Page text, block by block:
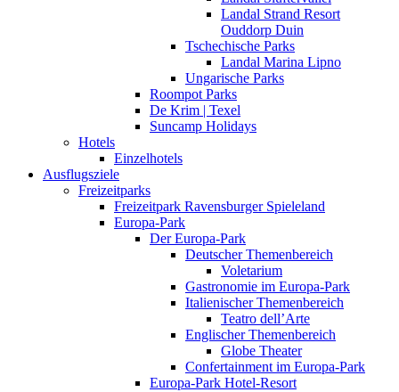
Landal Strand Resort
Ouddorp Duin
Tschechische Parks
Landal Marina Lipno
Ungarische Parks
Roompot Parks
De Krim | Texel
Suncamp Holidays
Hotels
Einzelhotels
Ausflugsziele
Freizeitparks
Freizeitpark Ravensburger Spieleland
Europa-Park
Der Europa-Park
Deutscher Themenbereich
Voletarium
Gastronomie im Europa-Park
Italienischer Themenbereich
Teatro dell’Arte
Englischer Themenbereich
Globe Theater
Confertainment im Europa-Park
Europa-Park Hotel-Resort